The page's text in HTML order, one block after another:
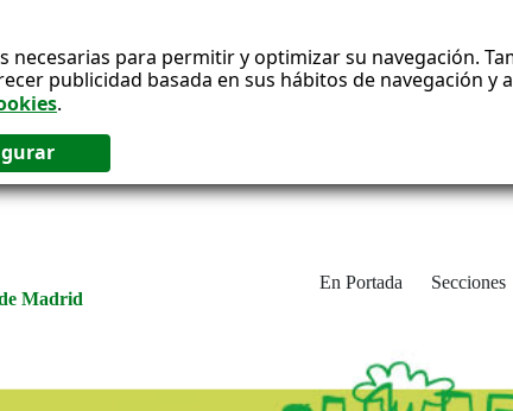
necesarias para permitir y optimizar su navegación.
publicidad basada en sus hábitos de navegación
.
Madrid
En Portada Secciones